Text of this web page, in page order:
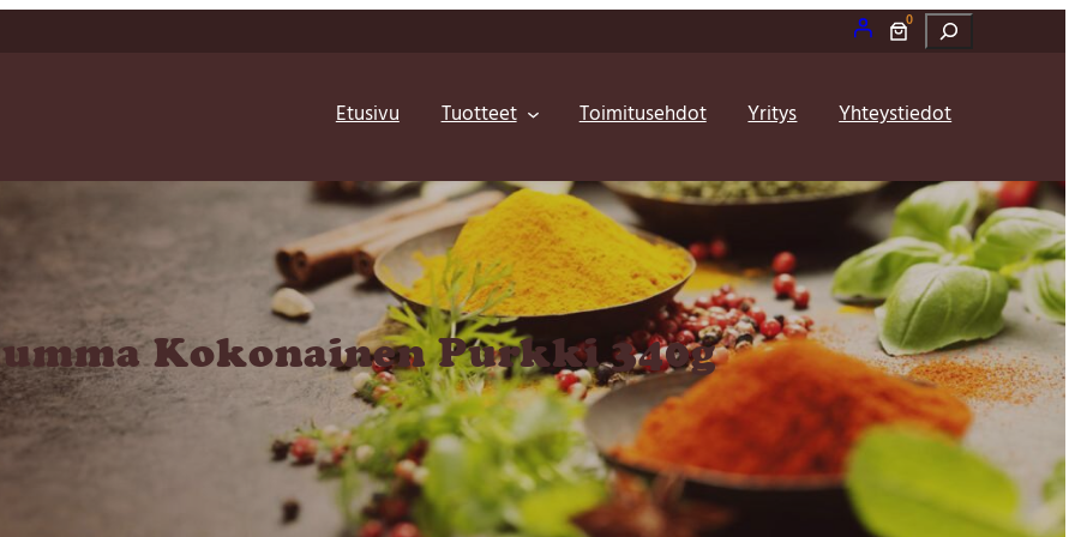
0 Etsi
Etusivu Tuotteet Toimitusehdot Yritys Yhteystiedot
Kokonainen Purkki 340g